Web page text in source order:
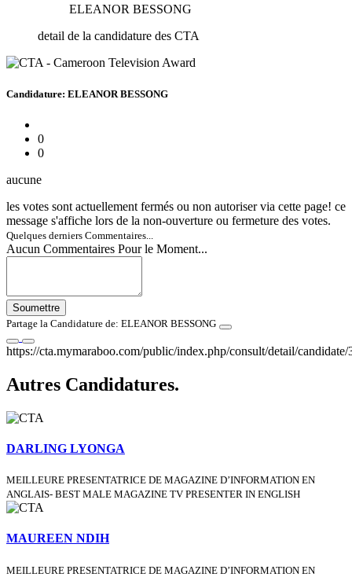
ELEANOR BESSONG
detail de la candidature des CTA
Candidature: ELEANOR BESSONG
0
0
aucune
les votes sont actuellement fermés ou non autoriser via cette page! ce
message s'affiche lors de la non-ouverture ou fermeture des votes.
Quelques derniers Commentaires...
Aucun Commentaires Pour le Moment...
Soumettre
Partage la Candidature de: ELEANOR BESSONG
https://cta.mymaraboo.com/public/index.php/consult/detail/candidate/
Autres Candidatures.
DARLING LYONGA
MEILLEURE PRESENTATRICE DE MAGAZINE D’INFORMATION EN
ANGLAIS- BEST MALE MAGAZINE TV PRESENTER IN ENGLISH
MAUREEN NDIH
MEILLEURE PRESENTATRICE DE MAGAZINE D’INFORMATION EN